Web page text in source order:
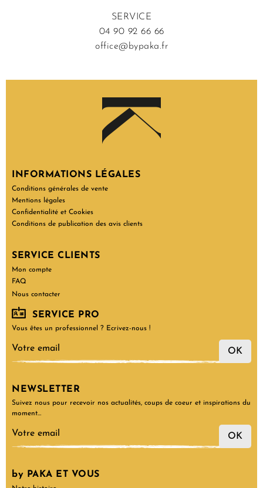
SERVICE
04 90 92 66 66
office@bypaka.fr
INFORMATIONS LÉGALES
Conditions générales de vente
Mentions légales
Confidentialité et Cookies
Conditions de publication des avis clients
SERVICE CLIENTS
Mon compte
FAQ
Nous contacter
SERVICE PRO
Vous êtes un professionnel ? Ecrivez-nous !
OK
NEWSLETTER
Suivez nous pour recevoir nos actualités, coups de coeur et inspirations du
moment…
OK
by PAKA ET VOUS